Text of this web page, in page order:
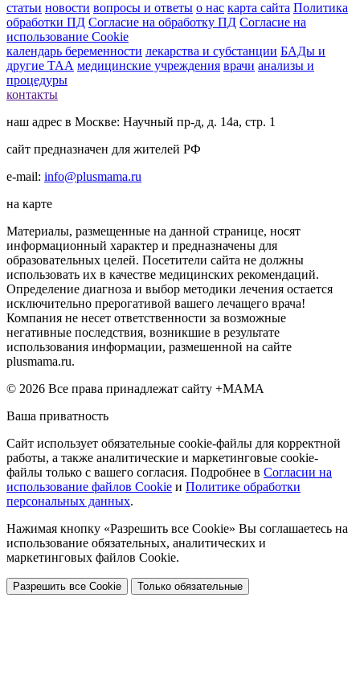
статьи новости вопросы и ответы о нас карта сайта Политика
обработки ПД Согласие на обработку ПД Согласие на
использование Cookie
календарь беременности лекарства и субстанции БАДы и
другие ТАА медицинские учреждения врачи анализы и
процедуры
контакты
наш адрес в Москве: Научный пр-д, д. 14а, стр. 1
сайт предназначен для жителей РФ
e-mail: info@plusmama.ru
на карте
Материалы, размещенные на данной странице, носят
информационный характер и предназначены для
образовательных целей. Посетители сайта не должны
использовать их в качестве медицинских рекомендаций.
Определение диагноза и выбор методики лечения остается
исключительно прерогативой вашего лечащего врача!
Компания не несет ответственности за возможные
негативные последствия, возникшие в результате
использования информации, размешенной на сайте
plusmama.ru.
© 2026 Все права принадлежат сайту +МАМА
Ваша приватность
Сайт использует обязательные cookie-файлы для корректной
работы, а также аналитические и маркетинговые cookie-
файлы только с вашего согласия. Подробнее в Согласии на
использование файлов Cookie и Политике обработки
персональных данных.
Нажимая кнопку «Разрешить все Cookie» Вы соглашаетесь на
использование обязательных, аналитических и
маркетинговых файлов Cookie.
Разрешить все Cookie Только обязательные